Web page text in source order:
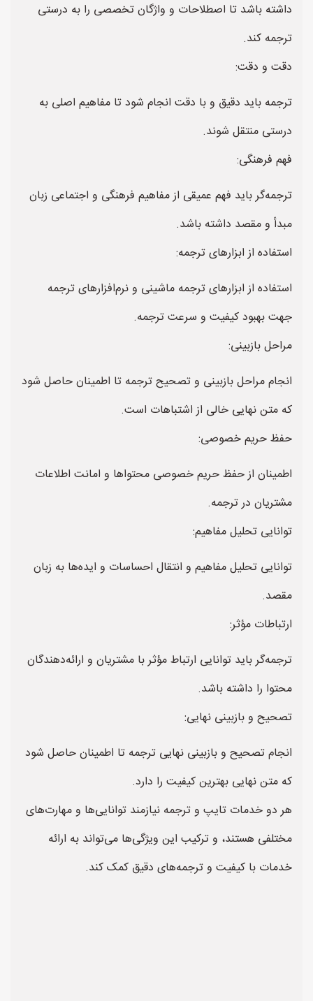
داشته باشد تا اصطلاحات و واژگان تخصصی را به درستی
ترجمه کند.
دقت و دقت:
ترجمه باید دقیق و با دقت انجام شود تا مفاهیم اصلی به
درستی منتقل شوند.
فهم فرهنگی:
ترجمه‌گر باید فهم عمیقی از مفاهیم فرهنگی و اجتماعی زبان
مبدأ و مقصد داشته باشد.
استفاده از ابزارهای ترجمه:
استفاده از ابزارهای ترجمه ماشینی و نرم‌افزارهای ترجمه
جهت بهبود کیفیت و سرعت ترجمه.
مراحل بازبینی:
انجام مراحل بازبینی و تصحیح ترجمه تا اطمینان حاصل شود
که متن نهایی خالی از اشتباهات است.
حفظ حریم خصوصی:
اطمینان از حفظ حریم خصوصی محتواها و امانت اطلاعات
مشتریان در ترجمه.
توانایی تحلیل مفاهیم:
توانایی تحلیل مفاهیم و انتقال احساسات و ایده‌ها به زبان
مقصد.
ارتباطات مؤثر:
ترجمه‌گر باید توانایی ارتباط مؤثر با مشتریان و ارائه‌دهندگان
محتوا را داشته باشد.
تصحیح و بازبینی نهایی:
انجام تصحیح و بازبینی نهایی ترجمه تا اطمینان حاصل شود
که متن نهایی بهترین کیفیت را دارد.
هر دو خدمات تایپ و ترجمه نیازمند توانایی‌ها و مهارت‌های
مختلفی هستند، و ترکیب این ویژگی‌ها می‌تواند به ارائه
خدمات با کیفیت و ترجمه‌های دقیق کمک کند.